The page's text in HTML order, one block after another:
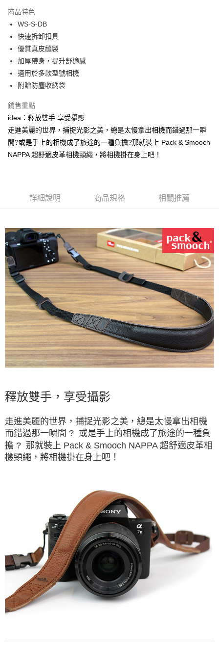
3.實際核准額度、可分期數及費用金額請依後續交易確認頁面所載為準。
4.訂單成立30分鐘內，如未前往確認交易或遇審核未通過，訂單將自動取
消。如遇「轉專審核」未通過狀況，表示未達大哥付你分期系統評分，恕無
法說明評估內容。
【繳款方式說明】
1.分期款項不併入電信帳單，「大哥付你分期」於每月結算日後寄送繳費提
2.透過簡訊連結打開帳單後，可選擇「超商條碼／台灣大直營門市／銀行轉
帳／街口支付／iPASS MONEY」等通路繳費。
【注意事項】
用戶於交易時，得透過本服務購買商品或服務，並由商店將買賣／分期付款
買賣價金債權讓與本公司後，依約使用本公司帳單繳交帳款。
2.基於同意付款使用「大哥付你分期」之契約關係目的，商店將以您的個人
資料（包含姓名、電話或地址）提供予台灣大哥大進項蒐集、處理及利用，
由本公司與您本人進行分期帳單所需資料之確認、核對及更正。
7-11取貨(快速到店)
每筆NT$100，滿NT$1,000(含以上)免運費
每筆NT$80，滿NT$490(含以上)免運費
付款後門市自取
免運費
商品特色
WS-S-DB
快速拆卸扣具
優質真皮縫製
加厚帶身，提升舒適感
適用於多款型號相機
附贈防塵收納袋
銷售重點
idea：釋放雙手 享受攝影
走進美麗的世界，捕捉光影之美，總是太慢拿出相機而錯過那一瞬
間?或是手上的相機成了旅途的一種負擔?那就裝上 Pack & Smooch
NAPPA 超舒適皮革相機頸繩，將相機掛在身上吧！
詳細說明 商品規格 相關推薦
釋放雙手，享受攝影
走進美麗的世界，捕捉光影之美，總是太慢拿出相機
而錯過那一瞬間 ? 或是手上的相機成了旅途的一種負
擔 ? 那就裝上 Pack & Smooch NAPPA 超舒適皮革相
機頸繩，將相機掛在身上吧！